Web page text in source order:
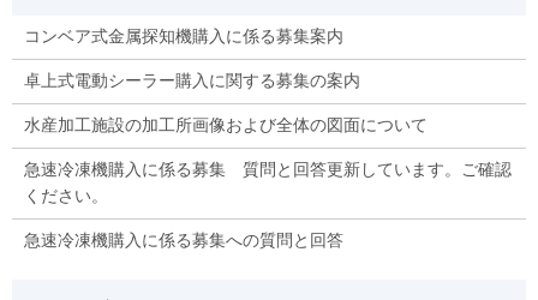
コンベア式金属探知機購入に係る募集案内
卓上式電動シーラー購入に関する募集の案内
水産加工施設の加工所画像および全体の図面について
急速冷凍機購入に係る募集 質問と回答更新しています。ご確認
ください。
急速冷凍機購入に係る募集への質問と回答